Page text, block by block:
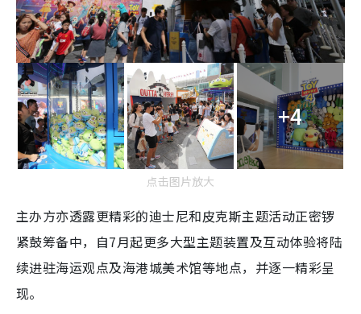
+4
点击图片放大
主办方亦透露更精彩的迪士尼和皮克斯主题活动正密锣
紧鼓筹备中，自7月起更多大型主题装置及互动体验将陆
续进驻海运观点及海港城美术馆等地点，并逐一精彩呈
现。